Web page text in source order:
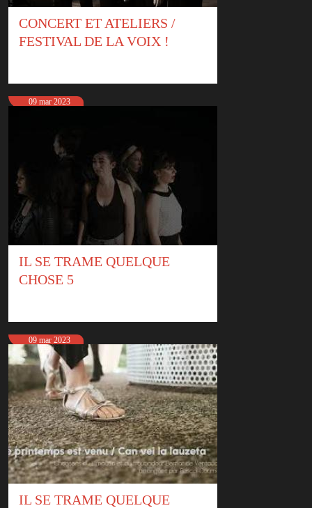
CONCERT ET ATELIERS /
FESTIVAL DE LA VOIX !
09 mar 2023
IL SE TRAME QUELQUE
CHOSE 5
09 mar 2023
IL SE TRAME QUELQUE